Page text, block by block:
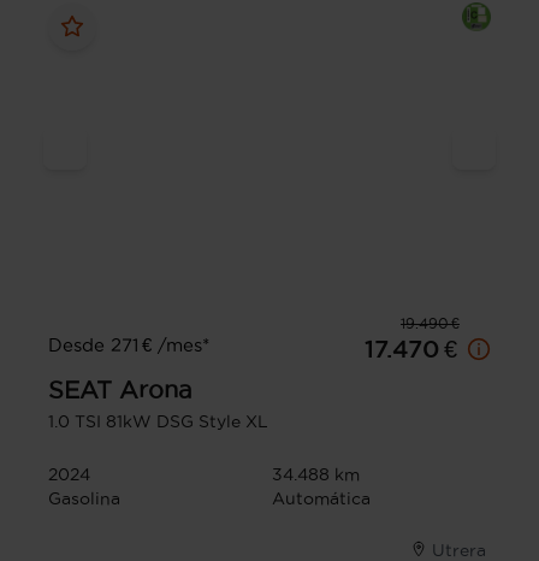
19.490 €
Desde 271 € /mes*
17.470 €
SEAT Arona
1.0 TSI 81kW DSG Style XL
2024
34.488 km
Gasolina
Automática
Utrera